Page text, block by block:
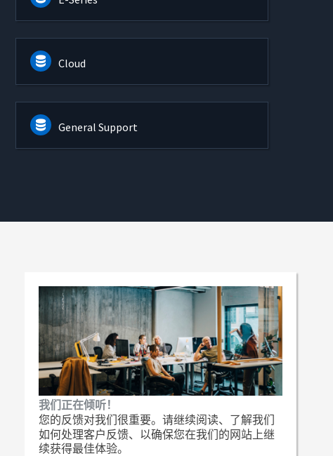
Cloud
General Support
我们正在倾听！
您的反馈对我们很重要。请继续阅读、了解我们
如何处理客户反馈、以确保您在我们的网站上继
续获得最佳体验。